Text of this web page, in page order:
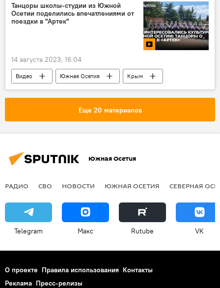
Танцоры школы-студии из Южной
Осетии поделились впечатлениями от
поездки в "Артек"
14 августа 2023, 16:04
Видео Южная Осетия
Крым
Культура
Минкультуры Южной Осетии
Россия
Молодежь
Видео из студии
Еще 20 материалов
Южная Осетия
РАДИО СВО НОВОСТИ ЮЖНАЯ ОСЕТИЯ СЕВЕРНАЯ
Telegram Макс Rutube VK
О проекте Правила использования Контакты
Реклама Пресс-релизы